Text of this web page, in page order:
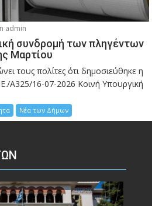
admin
συνδρομή των πληγέντων
Μαρτίου
τους πολίτες ότι δημοσιεύθηκε η
Α325/16-07-2026 Κοινή Υπουργική
Νέα των Δήμων